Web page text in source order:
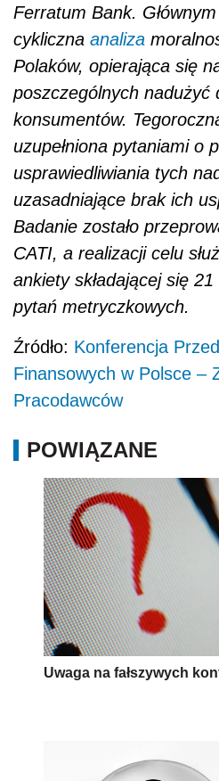
Ferratum Bank.
cykliczna analiza
Polaków, opierająca się
poszczególnych nadużyć
konsumentów.
uzupełniona pytaniami o
usprawiedliwiania tych
uzasadniające brak ich
Badanie zostało
CATI, a realizacji celu
ankiety składającej się
pytań metryczkowych.
Źródło: Konferencja
Finansowych w Polsce –
Pracodawców
POWIĄZANE
Uwaga na fałszywych